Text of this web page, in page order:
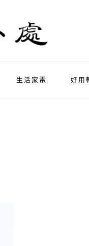
生活家電 好用